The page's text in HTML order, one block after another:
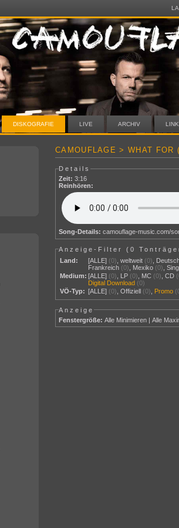
DISKOGRAFIE LIVE ARCHIV
CAMOUFLAGE > WHAT FOR
Details
Zeit: 3:16
Reinhören:
Song-Details: camouflage-music.com/
Anzeige-Filter (0
Land:
[ALLE] (0) ,weltweit (0)
Frankreich (0) Mexiko (0) ,
Medium: [ALLE] (0) LP (0) MC (0) ,CD
Digital Download (0)
VÖ-Typ: [ALLE] (0) ,Offiziell (0) Promo
Anzeige
Fenstergröße: Alle Minimieren |Alle